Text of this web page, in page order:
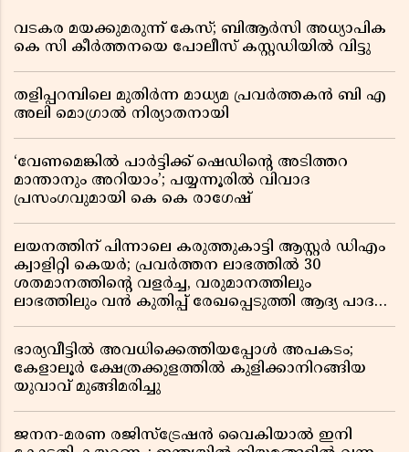
വടകര മയക്കുമരുന്ന് കേസ്; ബിആർസി അധ്യാപിക
കെ സി കീർത്തനയെ പോലീസ് കസ്റ്റഡിയിൽ വിട്ടു
തളിപ്പറമ്പിലെ മുതിർന്ന മാധ്യമ പ്രവർത്തകൻ ബി എ
അലി മൊഗ്രാൽ നിര്യാതനായി
‘വേണമെങ്കിൽ പാർട്ടിക്ക് ഷെഡിൻ്റെ അടിത്തറ
മാന്താനും അറിയാം’; പയ്യന്നൂരിൽ വിവാദ
പ്രസംഗവുമായി കെ കെ രാഗേഷ്
ലയനത്തിന് പിന്നാലെ കരുത്തുകാട്ടി ആസ്റ്റർ ഡിഎം
ക്വാളിറ്റി കെയർ; പ്രവർത്തന ലാഭത്തിൽ 30
ശതമാനത്തിൻ്റെ വളർച്ച, വരുമാനത്തിലും
ലാഭത്തിലും വൻ കുതിപ്പ് രേഖപ്പെടുത്തി ആദ്യ പാദ
ഭാര്യവീട്ടിൽ അവധിക്കെത്തിയപ്പോൾ അപകടം;
കേളാലൂർ ക്ഷേത്രക്കുളത്തിൽ കുളിക്കാനിറങ്ങിയ
യുവാവ് മുങ്ങിമരിച്ചു
ജനന-മരണ രജിസ്ട്രേഷൻ വൈകിയാൽ ഇനി